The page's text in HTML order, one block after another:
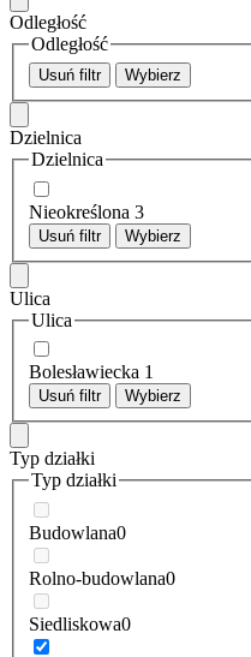
Odległość
Odległość
Usuń filtr Wybierz
Dzielnica
Dzielnica
Nieokreślona 3
Usuń filtr Wybierz
Ulica
Ulica
Bolesławiecka 1
Usuń filtr Wybierz
Typ działki
Typ działki
Budowlana0
Rolno-budowlana0
Siedliskowa0